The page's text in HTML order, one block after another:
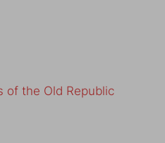
of the Old Republic